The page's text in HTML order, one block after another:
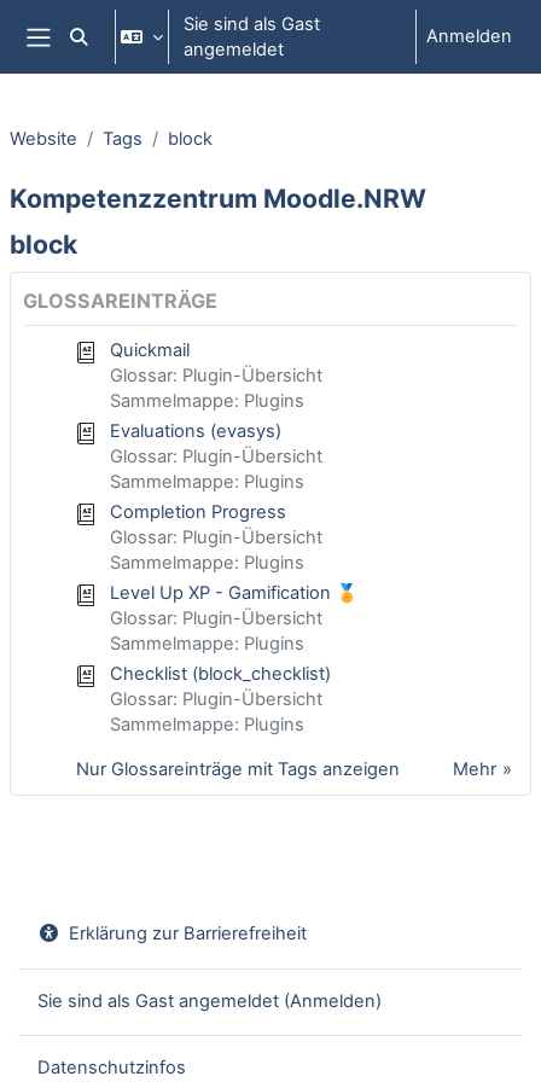
Zum Hauptinhalt
Website-Übersicht
Sucheingabe umschalten
Sie sind als Gast
angemeldet
Anmelden
Website Tags block
Kompetenzzentrum Moodle.NRW
block
GLOSSAREINTRÄGE
Quickmail
Glossar: Plugin-Übersicht
Sammelmappe: Plugins
Evaluations (evasys)
Glossar: Plugin-Übersicht
Sammelmappe: Plugins
Completion Progress
Glossar: Plugin-Übersicht
Sammelmappe: Plugins
Level Up XP - Gamification 🏅
Glossar: Plugin-Übersicht
Sammelmappe: Plugins
Checklist (block_checklist)
Glossar: Plugin-Übersicht
Sammelmappe: Plugins
Mehr
Nur Glossareinträge mit Tags anzeigen
Erklärung zur Barrierefreiheit
Sie sind als Gast angemeldet (Anmelden)
Datenschutzinfos